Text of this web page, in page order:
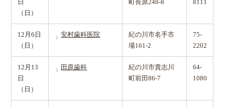
日
（日）
町長原248-8 8111
12月6日
（日）
安村歯科医院
紀の川市名手市
場161-2
75-
2202
12月13
日
（日）
田原歯科
紀の川市貴志川
町前田86-7
64-
1080